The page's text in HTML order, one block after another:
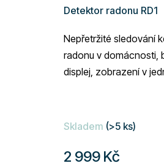
Detektor radonu RD1
Nepřetržité sledování
radonu v domácnosti,
displej, zobrazení v
Skladem (>5 ks)
2 999 Kč